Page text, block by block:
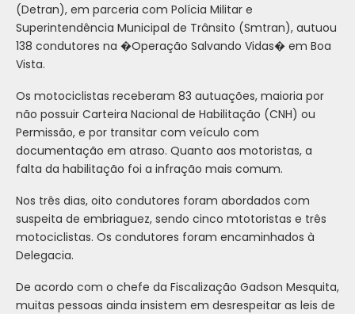
(Detran), em parceria com Polícia Militar e
Superintendência Municipal de Trânsito (Smtran), autuou
138 condutores na �Operação Salvando Vidas� em Boa
Vista.
Os motociclistas receberam 83 autuações, maioria por
não possuir Carteira Nacional de Habilitação (CNH) ou
Permissão, e por transitar com veículo com
documentação em atraso. Quanto aos motoristas, a
falta da habilitação foi a infração mais comum.
Nos três dias, oito condutores foram abordados com
suspeita de embriaguez, sendo cinco mtotoristas e três
motociclistas. Os condutores foram encaminhados à
Delegacia.
De acordo com o chefe da Fiscalização Gadson Mesquita,
muitas pessoas ainda insistem em desrespeitar as leis de